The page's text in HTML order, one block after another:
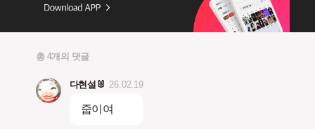
총 4개의 댓글
다현설🐰 26.02.19
줍이여